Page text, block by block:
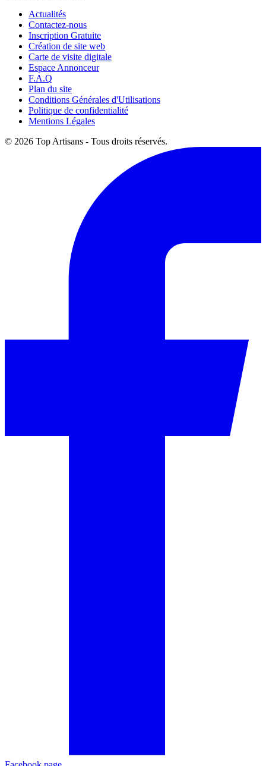
Actualités
Contactez-nous
Inscription Gratuite
Création de site web
Carte de visite digitale
Espace Annonceur
F.A.Q
Plan du site
Conditions Générales d'Utilisations
Politique de confidentialité
Mentions Légales
© 2026 Top Artisans - Tous droits réservés.